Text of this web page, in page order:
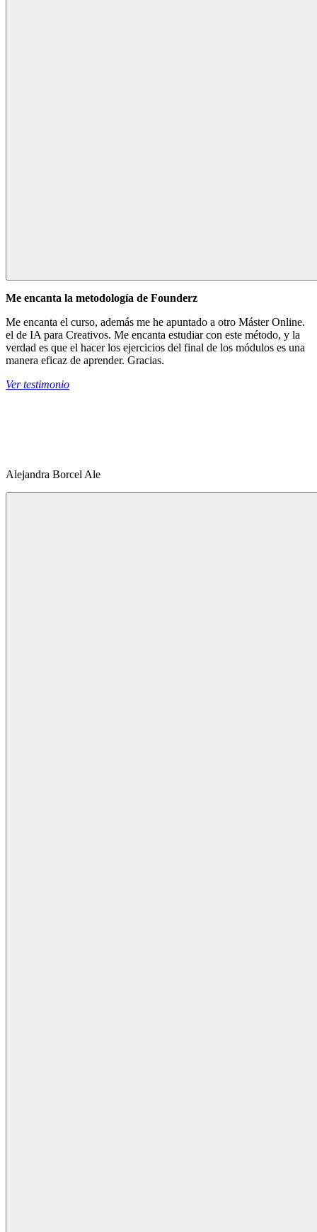
Me encanta la metodología de Founderz
Me encanta el curso, además me he apuntado a otro Máster Online.
el de IA para Creativos. Me encanta estudiar con este método, y la
verdad es que el hacer los ejercicios del final de los módulos es una
manera eficaz de aprender. Gracias.
Ver testimonio
Alejandra Borcel Ale